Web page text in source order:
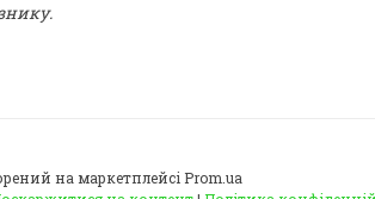
на маркетплейсі Prom.ua